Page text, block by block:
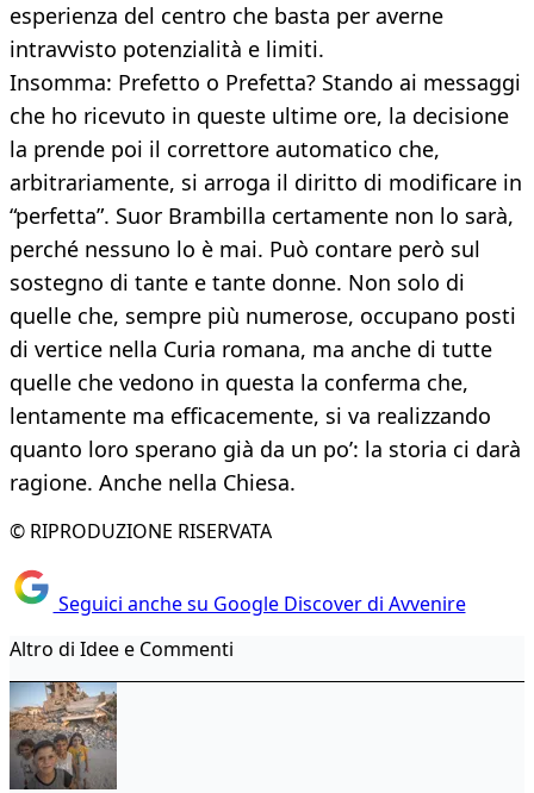
esperienza del centro che basta per averne
intravvisto potenzialità e limiti.
Insomma: Prefetto o Prefetta? Stando ai messaggi
che ho ricevuto in queste ultime ore, la decisione
la prende poi il correttore automatico che,
arbitrariamente, si arroga il diritto di modificare in
“perfetta”. Suor Brambilla certamente non lo sarà,
perché nessuno lo è mai. Può contare però sul
sostegno di tante e tante donne. Non solo di
quelle che, sempre più numerose, occupano posti
di vertice nella Curia romana, ma anche di tutte
quelle che vedono in questa la conferma che,
lentamente ma efficacemente, si va realizzando
quanto loro sperano già da un po’: la storia ci darà
ragione. Anche nella Chiesa.
© RIPRODUZIONE RISERVATA
Seguici anche su Google Discover di Avvenire
Altro di Idee e Commenti